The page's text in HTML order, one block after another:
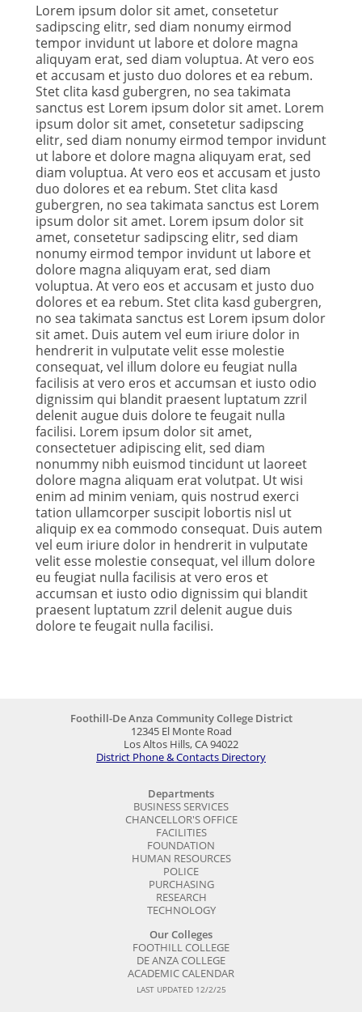
Lorem ipsum dolor sit amet, consetetur
sadipscing elitr, sed diam nonumy eirmod
tempor invidunt ut labore et dolore magna
aliquyam erat, sed diam voluptua. At vero eos
et accusam et justo duo dolores et ea rebum.
Stet clita kasd gubergren, no sea takimata
sanctus est Lorem ipsum dolor sit amet. Lorem
ipsum dolor sit amet, consetetur sadipscing
elitr, sed diam nonumy eirmod tempor invidunt
ut labore et dolore magna aliquyam erat, sed
diam voluptua. At vero eos et accusam et justo
duo dolores et ea rebum. Stet clita kasd
gubergren, no sea takimata sanctus est Lorem
ipsum dolor sit amet. Lorem ipsum dolor sit
amet, consetetur sadipscing elitr, sed diam
nonumy eirmod tempor invidunt ut labore et
dolore magna aliquyam erat, sed diam
voluptua. At vero eos et accusam et justo duo
dolores et ea rebum. Stet clita kasd gubergren,
no sea takimata sanctus est Lorem ipsum dolor
sit amet. Duis autem vel eum iriure dolor in
hendrerit in vulputate velit esse molestie
consequat, vel illum dolore eu feugiat nulla
facilisis at vero eros et accumsan et iusto odio
dignissim qui blandit praesent luptatum zzril
delenit augue duis dolore te feugait nulla
facilisi. Lorem ipsum dolor sit amet,
consectetuer adipiscing elit, sed diam
nonummy nibh euismod tincidunt ut laoreet
dolore magna aliquam erat volutpat. Ut wisi
enim ad minim veniam, quis nostrud exerci
tation ullamcorper suscipit lobortis nisl ut
aliquip ex ea commodo consequat. Duis autem
vel eum iriure dolor in hendrerit in vulputate
velit esse molestie consequat, vel illum dolore
eu feugiat nulla facilisis at vero eros et
accumsan et iusto odio dignissim qui blandit
praesent luptatum zzril delenit augue duis
dolore te feugait nulla facilisi.
Foothill-De Anza Community College District
12345 El Monte Road
Los Altos Hills, CA 94022
District Phone & Contacts Directory
Departments
BUSINESS SERVICES
CHANCELLOR'S OFFICE
FACILITIES
FOUNDATION
HUMAN RESOURCES
POLICE
PURCHASING
RESEARCH
TECHNOLOGY
Our Colleges
FOOTHILL COLLEGE
DE ANZA COLLEGE
ACADEMIC CALENDAR
LAST UPDATED 12/2/25